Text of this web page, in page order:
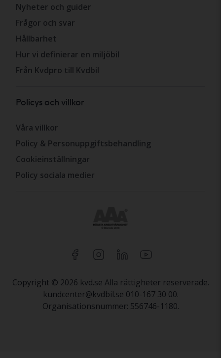
Nyheter och guider
Frågor och svar
Hållbarhet
Hur vi definierar en miljöbil
Från Kvdpro till Kvdbil
Policys och villkor
Våra villkor
Policy & Personuppgiftsbehandling
Cookieinställningar
Policy sociala medier
Copyright © 2026 kvd.se Alla rättigheter reserverade.
kundcenter@kvdbil.se 010-167 30 00.
Organisationsnummer: 556746-1180.